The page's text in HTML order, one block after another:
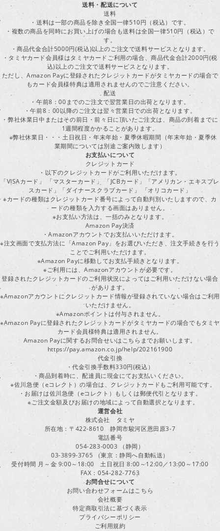
送料・配送について
送料
・送料は一部の商品を除き全国一律510円（税込）です。
・複数の商品を同時にお買い上げの場合も送料は全国一律510円（税込）で
す。
・商品代金合計5000円(税込)以上のご注文で送料サービスとなります。
・タミヤカード会員様はタミヤカードご利用の場合、商品代金合計2000円(税
込)以上のご注文で送料サービスとなります。
ただし、Amazon Payに登録されたクレジットカードがタミヤカードの場合で
もカード会員様特典は適用されませんのでご注意ください。
配送
・午前8：00までのご注文で翌営業日の出荷となります。
・午前8：00以降のご注文は翌々営業日での出荷となります。
・弊社休業日中またはその前日・前々日に頂いたご注文は、商品の到着までに
1週間程度かかることがあります。
※弊社休業日・・・土日祝日・年末年始・夏季休暇期間（年末年始・夏季休
業期間については別途ご案内致します）
お支払いについて
クレジットカード
・以下のクレジットカードがご利用いただけます。
「VISAカード」 「マスターカード」 「JCBカード」「アメリカン・エキスプレ
スカード」「ダイナースクラブカード」 「オリコカード」
※カードの種類はクレジットカード番号によって自動判別いたしますので、カ
ードの種類を入力する画面はありません。
※お支払い方法は、一括のみとなります。
Amazon Pay決済
・Amazonアカウントでお支払いいただけます。
※注文画面で支払方法に「Amazon Pay」をお選びいただき、注文手続きを行う
ことでご利用いただけます。
※Amazon Payに移動してお支払手続きとなります。
※ご利用には、Amazonアカウントが必要です。
登録されたクレジットカードのご利用状況によってはご利用いただけない場合
があります。
※Amazonアカウントにクレジットカード情報が登録されていない場合はご利用
いただけません。
※Amazonポイントは付与されません。
※Amazon Payに登録されたクレジットカードがタミヤカードの場合でもタミヤ
カード会員様特典は適用されません。
Amazon Payに関するお問合せいはこちらまでお願いします。
https://pay.amazon.co.jp/help/202161900
代金引換
・代金引換手数料330円(税込）
・商品到着時に、配達員に現金にてお支払いください。
※佐川急便（eコレクト）の場合は、クレジットカードもご利用可能です。
・お届けは佐川急便（eコレクト）もしくは郵便代引となります。
※ご注文金額及びお届けの地域によって自動選択となります。
運営会社
株式会社 タミヤ
所在地：〒422-8610 静岡市駿河区恩田原3-7
電話番号
054-283-0003 （静岡）
03-3899-3765 （東京：静岡へ自動転送）
受付時間 月～金 9:00～18:00 土日祝日 8:00～12:00／13:00～17:00
FAX：054-282-7763
お問合せについて
お問い合わせフォームはこちら
会社概要
特定商取引法に基づく表示
プライバシーポリシー
ご利用規約